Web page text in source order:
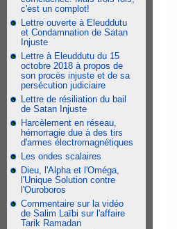
c'est un complot!
Lettre ouverte à Eleuddutu
et Condamnation de Satan
Injuste
Lettre à Eleuddutu du 15
octobre 2018 à propos de
son procès injuste et de sa
persécution judiciaire
Lettre de résiliation du bail
de Satan Injuste
Harcèlement en réseau,
hémorragie due à des tirs
d'armes électromagnétiques
Les ondes scalaires
Dieu, l'Alpha et l'Oméga,
l'Unique Solution contre
l'Ouroboros
Commentaire sur la vidéo
de Salim Laïbi sur l'affaire
Tarik Ramadan